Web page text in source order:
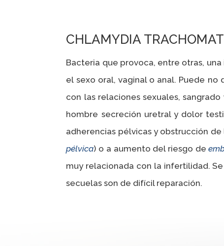
CHLAMYDIA
Bacteria que provoca, entre otras,
el sexo oral, vaginal o anal. Puede no
con las relaciones sexuales,
hombre secreción uretral y dolor
adherencias pélvicas y obstrucción
pélvica) o a aumento del riesgo de
muy relacionada con la infertilidad.
secuelas son de difícil reparación.